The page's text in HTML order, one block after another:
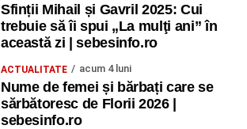
Sfinții Mihail și Gavril 2025: Cui
trebuie să îi spui „La mulţi ani” în
această zi | sebesinfo.ro
ACTUALITATE acum 4 luni
Nume de femei și bărbați care se
sărbătoresc de Florii 2026 |
sebesinfo.ro